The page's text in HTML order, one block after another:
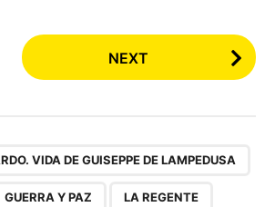
NEXT
VIDA DE GUISEPPE DE LAMPEDUSA
GUERRA Y PAZ LA REGENTE